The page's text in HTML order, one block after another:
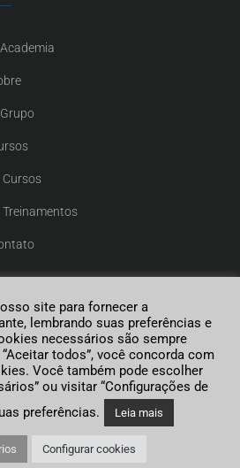
Cursos
Treinamentos
LATIN AMERICA.
porManghá Agência
site para fornecer a
lembrando suas preferências e
necessários são sempre
todos”, você concorda com
Você também pode escolher
ou visitar “Configurações de
preferências.
Leia mais
Configurar cookies